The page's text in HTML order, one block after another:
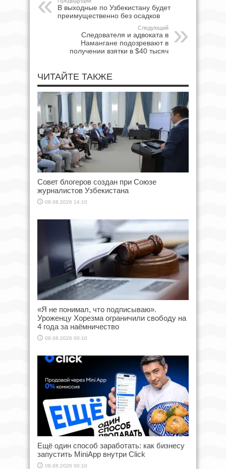
В выходные по Узбекистану будет
преимущественно без осадков
Следующий
Следователя и адвоката в
Намангане подозревают в
получении взятки в $40 тысяч
ЧИТАЙТЕ ТАКЖЕ
Совет блогеров создан при Союзе
журналистов Узбекистана
08.08.2026 14:10
«Я не понимал, что подписываю».
Уроженцу Хорезма ограничили свободу на
4 года за наёмничество
08.08.2026 00:10
Ещё один способ заработать: как бизнесу
запустить MiniApp внутри Click
08.08.2026 00:10